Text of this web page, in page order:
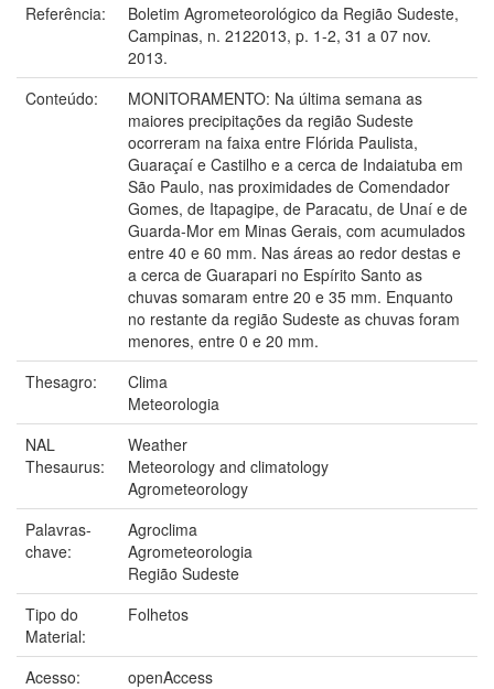
Referência:
Boletim Agrometeorológico da Região Sudeste,
Campinas, n. 2122013, p. 1-2, 31 a 07 nov.
2013.
Conteúdo:
MONITORAMENTO: Na última semana as
maiores precipitações da região Sudeste
ocorreram na faixa entre Flórida Paulista,
Guaraçaí e Castilho e a cerca de Indaiatuba em
São Paulo, nas proximidades de Comendador
Gomes, de Itapagipe, de Paracatu, de Unaí e de
Guarda-Mor em Minas Gerais, com acumulados
entre 40 e 60 mm. Nas áreas ao redor destas e
a cerca de Guarapari no Espírito Santo as
chuvas somaram entre 20 e 35 mm. Enquanto
no restante da região Sudeste as chuvas foram
menores, entre 0 e 20 mm.
Thesagro:
Clima
Meteorologia
NAL
Thesaurus:
Weather
Meteorology and climatology
Agrometeorology
Palavras-
chave:
Agroclima
Agrometeorologia
Região Sudeste
Tipo do
Material:
Folhetos
Acesso:
openAccess